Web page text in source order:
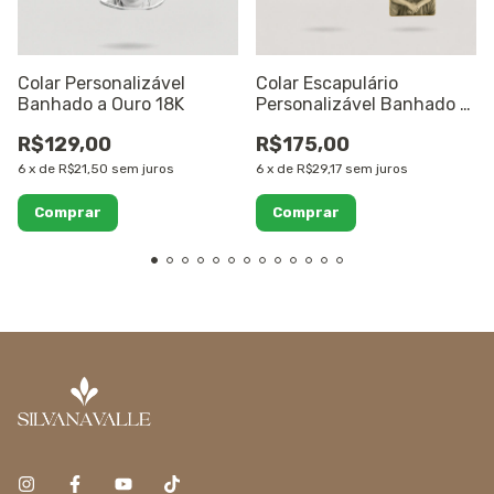
Colar Personalizável
Banhado a Ouro 18K
R$129,00
6 x de R$21,50 sem juros
Colar Escapulário
Personalizável Banhado a
R$175,00
6 x de R$29,17 sem juros